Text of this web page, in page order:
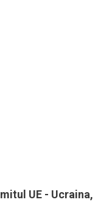
UE - Ucraina,